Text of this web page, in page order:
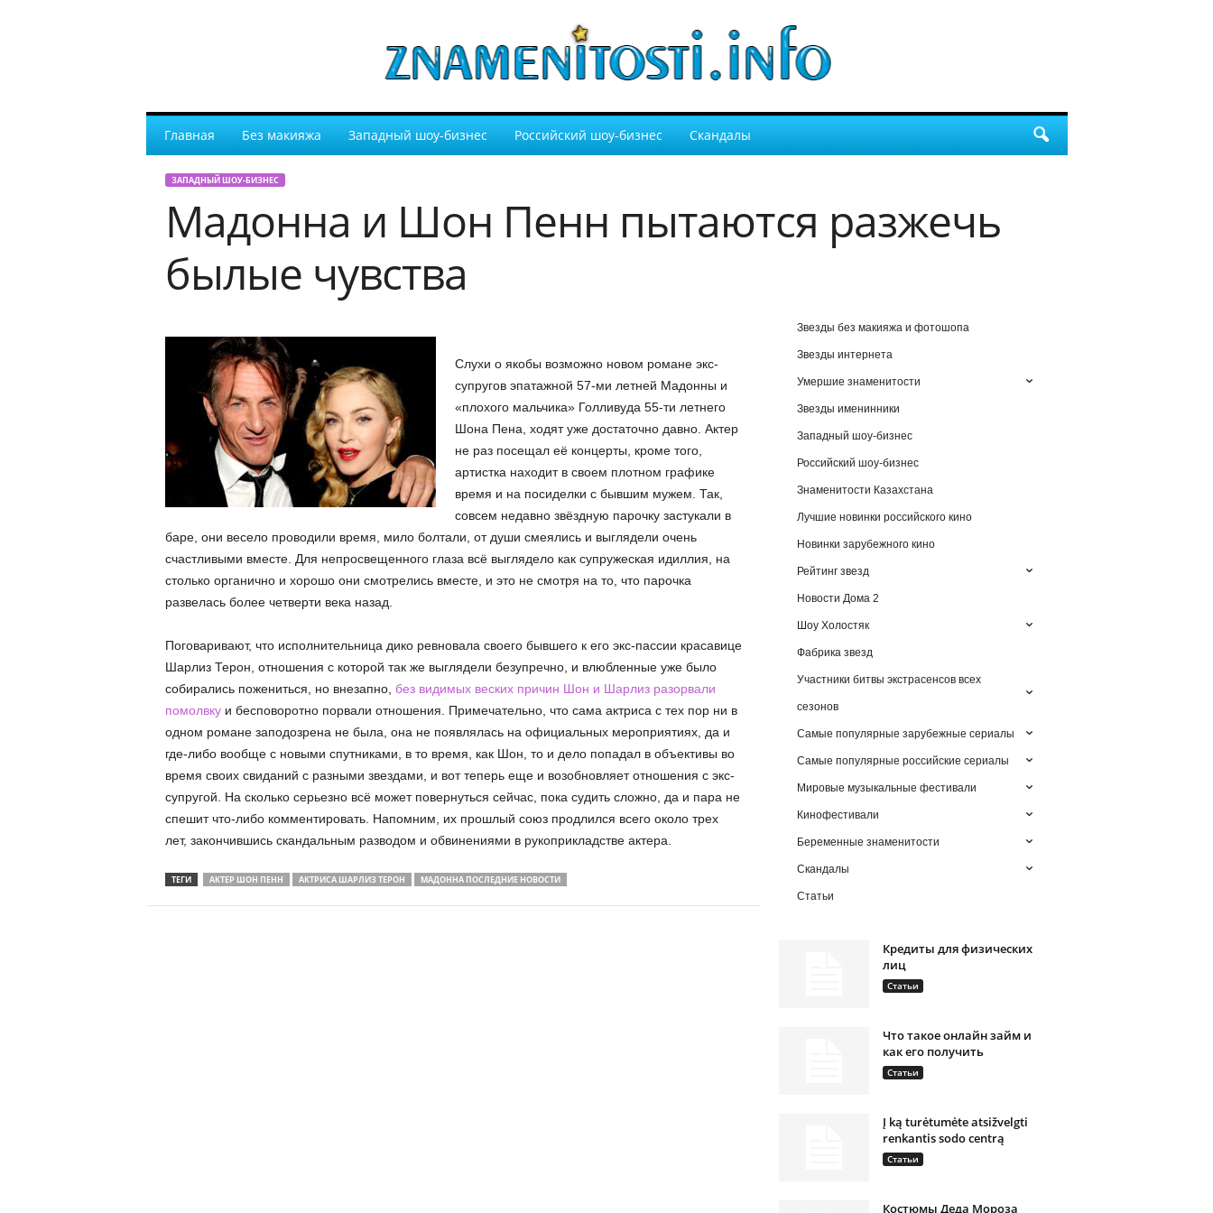
Главная Без макияжа Западный шоу-бизнес Российский шоу-бизнес Скандалы
ЗАПАДНЫЙ ШОУ-БИЗНЕС
Мадонна и Шон Пенн пытаются разжечь
былые чувства
Слухи о якобы возможно новом романе экс-
супругов эпатажной 57-ми летней Мадонны и
«плохого мальчика» Голливуда 55-ти летнего
Шона Пена, ходят уже достаточно давно. Актер
не раз посещал её концерты, кроме того,
артистка находит в своем плотном графике
время и на посиделки с бывшим мужем. Так,
совсем недавно звёздную парочку застукали в
баре, они весело проводили время, мило болтали, от души смеялись и выглядели очень
счастливыми вместе. Для непросвещенного глаза всё выглядело как супружеская идиллия, на
столько органично и хорошо они смотрелись вместе, и это не смотря на то, что парочка
развелась более четверти века назад.
Поговаривают, что исполнительница дико ревновала своего бывшего к его экс-пассии красавице
Шарлиз Терон, отношения с которой так же выглядели безупречно, и влюбленные уже было
собирались пожениться, но внезапно, без видимых веских причин Шон и Шарлиз разорвали
помолвкуи бесповоротно порвали отношения. Примечательно, что сама актриса с тех пор ни в
одном романе заподозрена не была, она не появлялась на официальных мероприятиях, да и
где-либо вообще с новыми спутниками, в то время, как Шон, то и дело попадал в объективы во
время своих свиданий с разными звездами, и вот теперь еще и возобновляет отношения с экс-
супругой. На сколько серьезно всё может повернуться сейчас, пока судить сложно, да и пара не
спешит что-либо комментировать. Напомним, их прошлый союз продлился всего около трех
лет, закончившись скандальным разводом и обвинениями в рукоприкладстве актера.
ТЕГИ АКТЕР ШОН ПЕНН АКТРИСА ШАРЛИЗ ТЕРОН МАДОННА ПОСЛЕДНИЕ НОВОСТИ
Звезды без макияжа и фотошопа
Звезды интернета
Умершие знаменитости
Звезды именинники
Западный шоу-бизнес
Российский шоу-бизнес
Знаменитости Казахстана
Лучшие новинки российского кино
Новинки зарубежного кино
Рейтинг звезд
Новости Дома 2
Шоу Холостяк
Фабрика звезд
Участники битвы экстрасенсов всех
сезонов
Самые популярные зарубежные сериалы
Самые популярные российские сериалы
Мировые музыкальные фестивали
Кинофестивали
Беременные знаменитости
Скандалы
Статьи
Кредиты для физических
лиц
Статьи
Что такое онлайн займ и
как его получить
Статьи
Į ką turėtumėte atsižvelgti
renkantis sodo centrą
Статьи
Костюмы Деда Мороза